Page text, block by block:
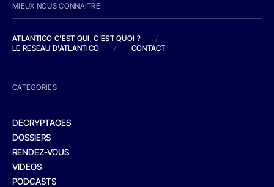
MIEUX NOUS CONNAITRE
ATLANTICO C'EST QUI, C'EST QUOI ?
/
LE RESEAU D'ATLANTICO
/ CONTACT
CATEGORIES
DECRYPTAGES
DOSSIERS
RENDEZ-VOUS
VIDEOS
PODCASTS